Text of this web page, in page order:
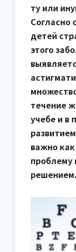
ту или
Согласно
детей
этого
течение
учебе и в
важно
проблему
решением.